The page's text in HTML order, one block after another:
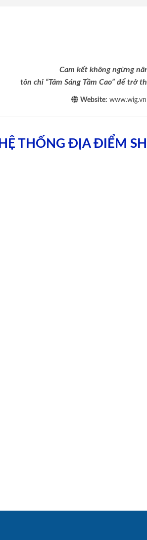
Cam kết không ngừng
tôn chỉ “Tâm Sáng Tầm Cao” để trở
Website: www.wig.vn
HỆ THỐNG ĐỊA ĐIỂM